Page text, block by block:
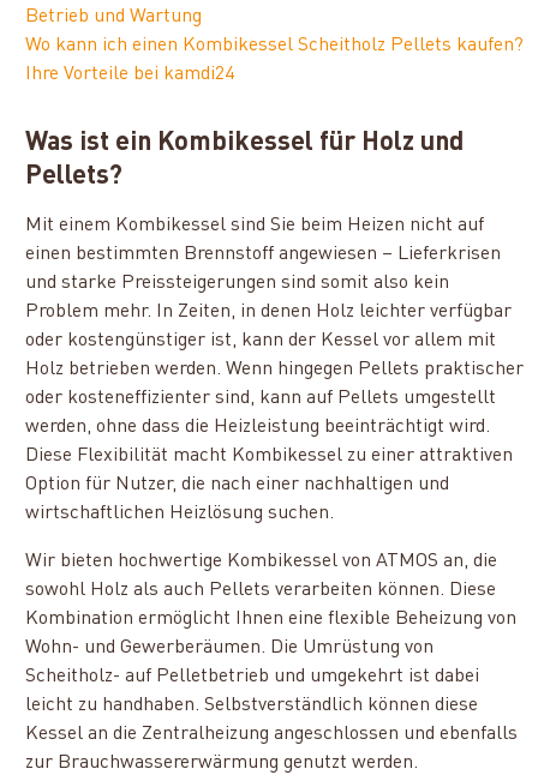
Betrieb und Wartung
Wo kann ich einen Kombikessel Scheitholz Pellets kaufen?
Ihre Vorteile bei kamdi24
Was ist ein Kombikessel für Holz und
Pellets?
Mit einem Kombikessel sind Sie beim Heizen nicht auf
einen bestimmten Brennstoff angewiesen – Lieferkrisen
und starke Preissteigerungen sind somit also kein
Problem mehr. In Zeiten, in denen Holz leichter verfügbar
oder kostengünstiger ist, kann der Kessel vor allem mit
Holz betrieben werden. Wenn hingegen Pellets praktischer
oder kosteneffizienter sind, kann auf Pellets umgestellt
werden, ohne dass die Heizleistung beeinträchtigt wird.
Diese Flexibilität macht Kombikessel zu einer attraktiven
Option für Nutzer, die nach einer nachhaltigen und
wirtschaftlichen Heizlösung suchen.
Wir bieten hochwertige Kombikessel von ATMOS an, die
sowohl Holz als auch Pellets verarbeiten können. Diese
Kombination ermöglicht Ihnen eine flexible Beheizung von
Wohn- und Gewerberäumen. Die Umrüstung von
Scheitholz- auf Pelletbetrieb und umgekehrt ist dabei
leicht zu handhaben. Selbstverständlich können diese
Kessel an die Zentralheizung angeschlossen und ebenfalls
zur Brauchwassererwärmung genutzt werden.